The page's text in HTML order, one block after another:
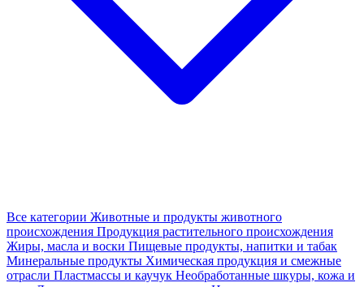
Все категории Животные и продукты животного
происхождения Продукция растительного происхождения
Жиры, масла и воски Пищевые продукты, напитки и табак
Минеральные продукты Химическая продукция и смежные
отрасли Пластмассы и каучук Необработанные шкуры, кожа и